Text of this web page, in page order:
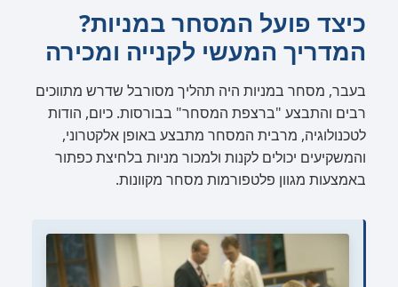
כיצד פועל המסחר במניות?
המדריך המעשי לקנייה ומכירה
בעבר, מסחר במניות היה תהליך מסורבל שדרש מתווכים
רבים והתבצע "ברצפת המסחר" בבורסות. כיום, הודות
לטכנולוגיה, מרבית המסחר מתבצע באופן אלקטרוני,
והמשקיעים יכולים לקנות ולמכור מניות בלחיצת כפתור
באמצעות מגוון פלטפורמות מסחר מקוונות.